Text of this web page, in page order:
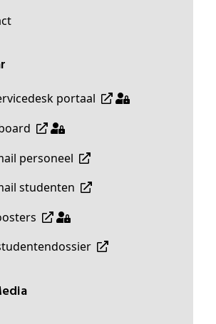
portaal
personeel
studenten
studentendossier